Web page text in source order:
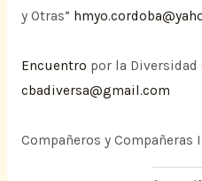
y Otras”
Encuentro por la Diversidad
cbadiversa@gmail.com
Compañeros y Compañeras